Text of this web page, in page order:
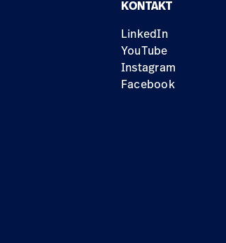
KONTAKT
LinkedIn
YouTube
Instagram
Facebook